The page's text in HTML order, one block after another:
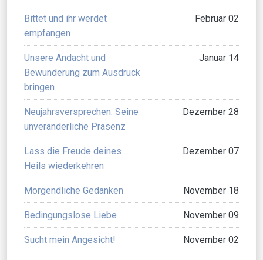
Bittet und ihr werdet
empfangen
Februar 02
Unsere Andacht und
Bewunderung zum Ausdruck
bringen
Januar 14
Neujahrsversprechen: Seine
unveränderliche Präsenz
Dezember 28
Lass die Freude deines
Heils wiederkehren
Dezember 07
Morgendliche Gedanken November 18
Bedingungslose Liebe November 09
Sucht mein Angesicht! November 02